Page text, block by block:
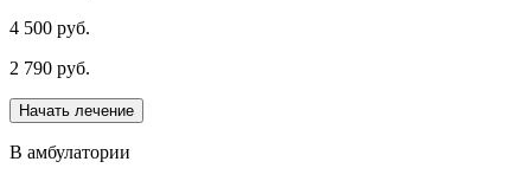
4 500 руб.
2 790 руб.
Начать лечение
В амбулатории